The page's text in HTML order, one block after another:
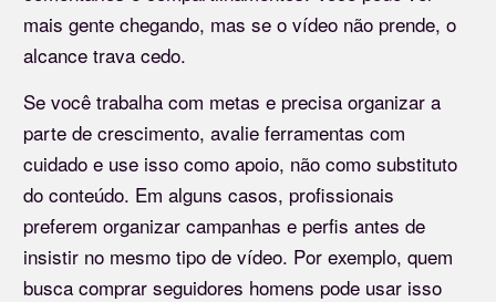
mais gente chegando, mas se o vídeo não prende, o
alcance trava cedo.
Se você trabalha com metas e precisa organizar a
parte de crescimento, avalie ferramentas com
cuidado e use isso como apoio, não como substituto
do conteúdo. Em alguns casos, profissionais
preferem organizar campanhas e perfis antes de
insistir no mesmo tipo de vídeo. Por exemplo, quem
busca comprar seguidores homens pode usar isso